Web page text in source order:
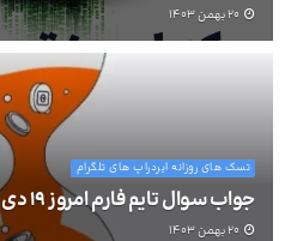
تسک های روزانه ایردراپ های تلگرام
جواب سوال تایم فارم امروز 19 دی